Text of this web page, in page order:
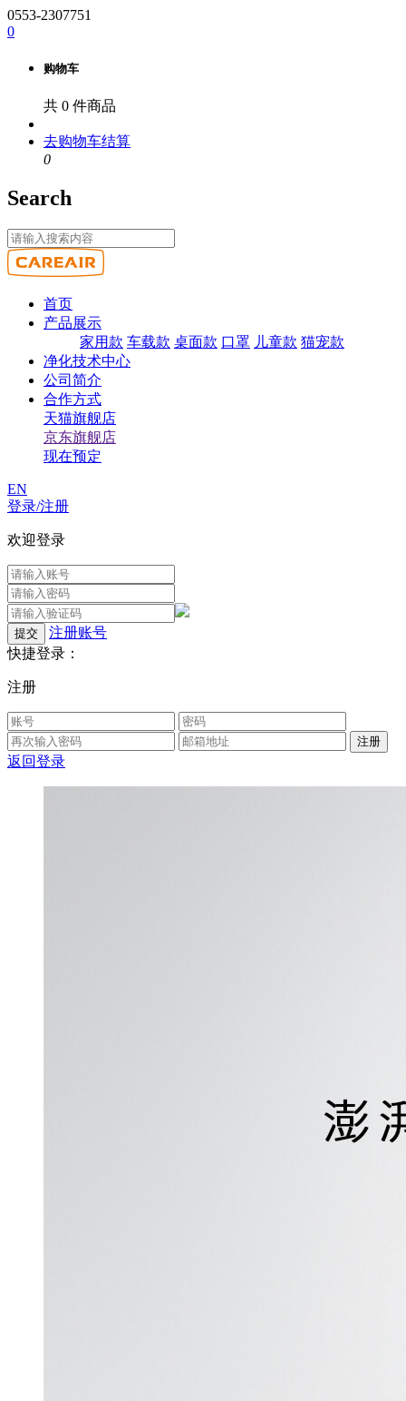
0553-2307751
0
购物车
共 0 件商品
去购物车结算
0
Search
首页
产品展示
家用款 车载款 桌面款 口罩 儿童款 猫宠款
净化技术中心
公司简介
合作方式
天猫旗舰店
京东旗舰店
现在预定
EN
登录/注册
欢迎登录
注册账号
快捷登录：
注册
返回登录